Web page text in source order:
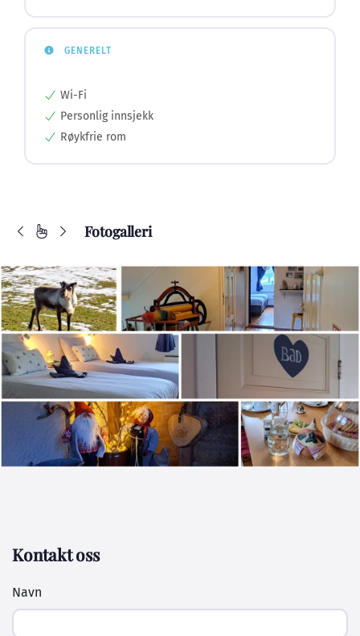
GENERELT
Wi-Fi
Personlig innsjekk
Røykfrie rom
Fotogalleri
Kontakt oss
Navn